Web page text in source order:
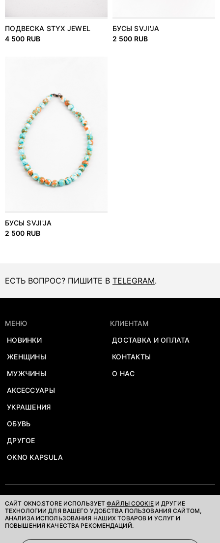
САЙТ OKNO.STORE ИСПОЛЬЗУЕТФАЙЛЫ COOKIEИ ДРУГИЕ
ТЕХНОЛОГИИ ДЛЯ ВАШЕГО УДОБСТВА ПОЛЬЗОВАНИЯ САЙТОМ,
АНАЛИЗА ИСПОЛЬЗОВАНИЯ НАШИХ ТОВАРОВ И УСЛУГ И
ПОВЫШЕНИЯ КАЧЕСТВА РЕКОМЕНДАЦИЙ.
ПОДВЕСКА STYX JEWEL
4 500 RUB
БУСЫ SVJI'JA
2 500 RUB
БУСЫ SVJI'JA
2 500 RUB
ЕСТЬ ВОПРОС? ПИШИТЕ В TELEGRAM.
МЕНЮ
НОВИНКИ
ЖЕНЩИНЫ
МУЖЧИНЫ
АКСЕССУАРЫ
УКРАШЕНИЯ
ОБУВЬ
ДРУГОЕ
OKNO KAPSULA
КЛИЕНТАМ
ДОСТАВКА И ОПЛАТА
КОНТАКТЫ
О НАС
ДОГОВОР-ОФЕРТА
ПОЛИТИКА КОНФИДЕНЦИАЛЬНОСТИ
©OKNOSTORE. ВСЕ ПРАВА ЗАЩИЩЕНЫ